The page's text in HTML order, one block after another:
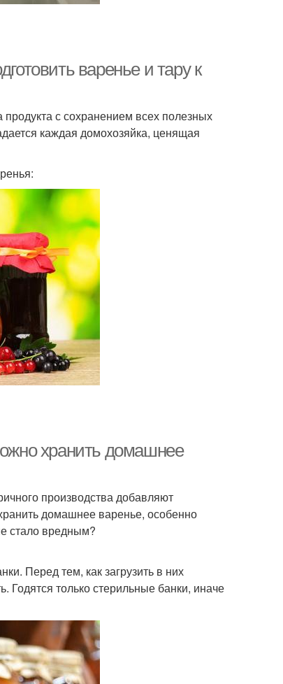
варенье и тару к
с сохранением всех полезных
каждая домохозяйка, ценящая
хранить домашнее
производства добавляют
домашнее варенье, особенно
стало вредным?
Перед тем, как загрузить в них
Годятся только стерильные банки, иначе